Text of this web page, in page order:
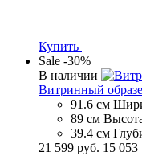
Купить
Sale -30%
В наличии
Витринный
91.6 см
89 см
39.4 см
21 599 руб. 15 053